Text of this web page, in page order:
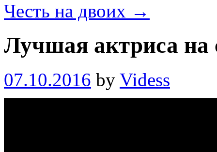
Честь на двоих →
Лучшая актриса на
07.10.2016 by Videss